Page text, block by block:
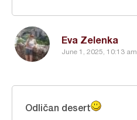
Eva Zelenka
June 1, 2025, 10:13 am
Odličan desert